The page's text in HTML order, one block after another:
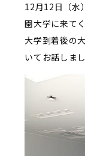
12月12日（水
園大学に来て
大学到着後の
いてお話しまし